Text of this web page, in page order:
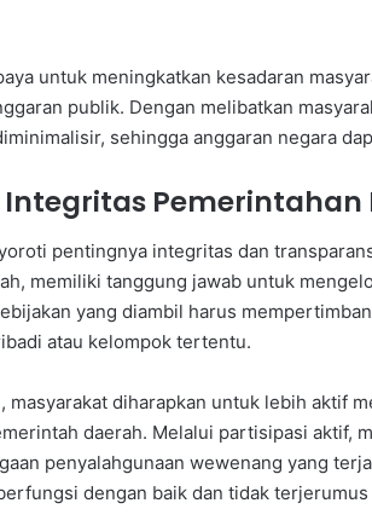
untuk meningkatkan kesadaran
publik. Dengan melibatkan
sehingga anggaran negara
Pemerintahan
pentingnya integritas dan
memiliki tanggung jawab untuk
yang diambil harus
atau kelompok tertentu.
masyarakat diharapkan untuk lebih aktif
daerah. Melalui partisipasi aktif,
penyalahgunaan wewenang yang
dengan baik dan tidak